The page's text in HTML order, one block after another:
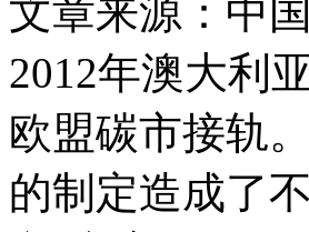
文章来源：中
2012年澳大利
欧盟碳市接轨
的制定造成了